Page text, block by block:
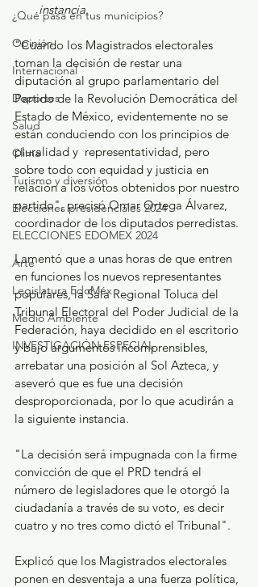
¿Qué pasa en tus municipios?
Opinión
Internacional
Deportes
Salud
Clima
Turismo y diversión
Elecciones presidenciales 2024
ELECCIONES EDOMEX 2024
Arte
Legislatura EdoMéx
Medio Ambiente
INVESTIGACIÓN ESPECIAL
instancia.
"Cuando los Magistrados electorales
toman la decisión de restar una
diputación al grupo parlamentario del
Partido de la Revolución Democrática del
Estado de México, evidentemente no se
están conduciendo con los principios de
pluralidad y  representatividad, pero
sobre todo con equidad y justicia en
relación a los votos obtenidos por nuestro
partido", precisó Omar Ortega Álvarez,
coordinador de los diputados perredistas.
Lamentó que a unas horas de que entren
en funciones los nuevos representantes
populares, la Sala Regional Toluca del
Tribunal Electoral del Poder Judicial de la
Federación, haya decidido en el escritorio
y bajo argumentos incomprensibles,
arrebatar una posición al Sol Azteca, y
aseveró que es fue una decisión
desproporcionada, por lo que acudirán a
la siguiente instancia.
"La decisión será impugnada con la firme
convicción de que el PRD tendrá el
número de legisladores que le otorgó la
ciudadanía a través de su voto, es decir
cuatro y no tres como dictó el Tribunal".
Explicó que los Magistrados electorales
ponen en desventaja a una fuerza política,